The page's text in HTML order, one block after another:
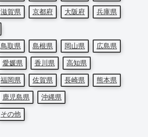
滋賀県 京都府 大阪府
兵庫県
鳥取県 島根県 岡山県
広島県
愛媛県 香川県
高知県
福岡県 佐賀県 長崎県
熊本県
鹿児島県
沖縄県
その他